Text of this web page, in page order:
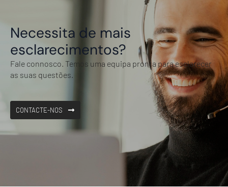
Necessita de mais
esclarecimentos?
Fale connosco. Temos uma equipa pronta para esclarecer
as suas questões.
CONTACTE-NOS